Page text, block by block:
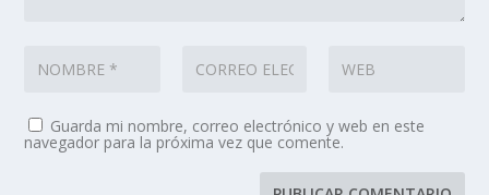
Guarda mi nombre, correo electrónico y web en este
navegador para la próxima vez que comente.